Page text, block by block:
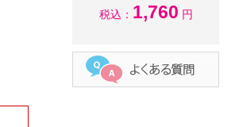
税込： 1,760 円